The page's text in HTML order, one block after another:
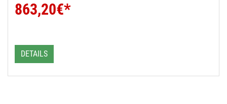
863,20€*
DETAILS